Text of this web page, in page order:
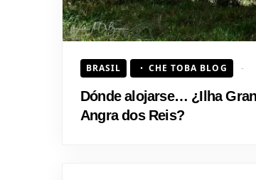
BRASIL CHE TOBA BLOG
Dónde alojarse… ¿Ilha
Angra dos Reis?